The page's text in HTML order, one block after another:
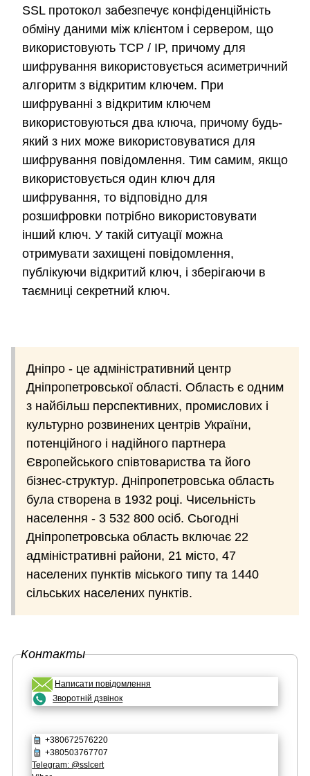
SSL протокол забезпечує конфіденційність
обміну даними між клієнтом і сервером, що
використовують TCP / IP, причому для
шифрування використовується асиметричний
алгоритм з відкритим ключем. При
шифруванні з відкритим ключем
використовуються два ключа, причому будь-
який з них може використовуватися для
шифрування повідомлення. Тим самим, якщо
використовується один ключ для
шифрування, то відповідно для
розшифровки потрібно використовувати
інший ключ. У такій ситуації можна
отримувати захищені повідомлення,
публікуючи відкритий ключ, і зберігаючи в
таємниці секретний ключ.
Дніпро - це адміністративний центр
Дніпропетровської області. Область є одним
з найбільш перспективних, промислових і
культурно розвинених центрів України,
потенційного і надійного партнера
Європейського співтовариства та його
бізнес-структур. Дніпропетровська область
була створена в 1932 році. Чисельність
населення - 3 532 800 осіб. Сьогодні
Дніпропетровська область включає 22
адміністративні райони, 21 місто, 47
населених пунктів міського типу та 1440
сільських населених пунктів.
Контакты
Написати повідомлення
Зворотній дзвінок
+380672576220
+380503767707
Telegram: @sslcert